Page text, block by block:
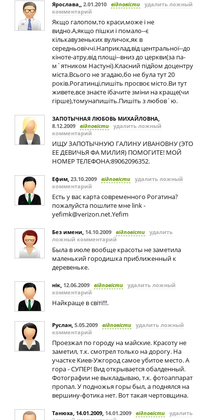
Ярослава,, 2.01.2010 відповісти удалить ложный
комментарий
Якщо галопом,то краси,може і не
видно.А,якщо пішки і помало--є
кількавузеньких вуличок,як в
середньовіччі.Наприклад,від центральної--до
кіноте-атру,від площі--вниз до церкви(за па-
м`ятником Настуні).Класний підйом доцентру
міста.Всього не згадаю,бо не була тут 20
років.Рогатинці,пишіть просвоє місто.Ви тут
живете,все знаєте ібачите зміни на краще(чи
гірше),томунапишіть.Пишіть з любов`ю.
ЗАПОТЫЧНАЯ ЛЮБОВЬ МИХАЙЛОВНА,
8.12.2009 відповісти удалить ложный
комментарий
ИЩУ ЗАПОТЫЧНУЮ ГАЛИНУ ИВАНОВНУ (ЭТО
ЕЕ ДЕВИЧЬЯ ФА МИЛИЯ) ПОМОГИТЕ! МОЙ
НОМЕР ТЕЛЕФОНА:89062096352.
Ефим, 23.10.2009 відповісти удалить ложный
комментарий
Есть у вас карта современного Рогатина?
пожалуйста пошлите мне link-
yefimk@verizon.net.Yefim
Без имени, 14.10.2009 відповісти удалить
ложный комментарий
Была в июле вообще красоты не заметила
маленький городишка приближенный к
деревеньке.
нік, 12.06.2009 відповісти удалить ложный
комментарий
Найкраще в світі!!!.
Руслан, 5.05.2009 відповісти удалить ложный
комментарий
Проезжал по городу на майские. Красоту не
заметил, т.к. смотрел только на дорогу. На
участке Киев-Ужгород самое убитое место. А
гора - СУПЕР! Вид открывается обалденный.
Фотографии не выкладываю, т.к. фотоаппарат
пропал. У подножья горы был, а поднялся на
вершину-фотика нет. Вот такая чертовщина.
Танюха, 14.01.2009, 14.01.2009 відповісти удалить